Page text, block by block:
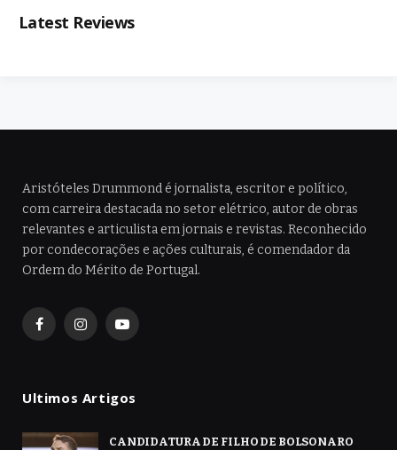
Latest Reviews
Aristóteles Drummond é jornalista, escritor e político,
com carreira destacada no setor elétrico, autor de obras
relevantes e articulista em jornais e revistas. Reconhecido
por condecorações e ações culturais, é comendador da
Ordem do Mérito de Portugal.
FacebookInstagramYouTube
Ultimos Artigos
CANDIDATURA DE FILHO DE BOLSONARO